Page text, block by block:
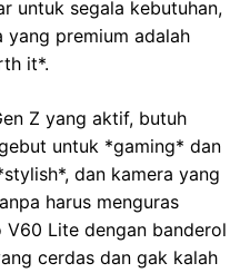
untuk segala kebutuhan,
yang premium adalah
it*.
Z yang aktif, butuh
untuk *gaming* dan
dan kamera yang
harus menguras
Lite dengan banderol
cerdas dan gak kalah